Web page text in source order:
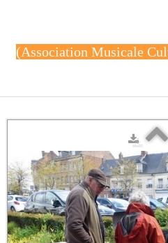
(Association Musicale
Album photo
Cours de gym
réunions AMCB